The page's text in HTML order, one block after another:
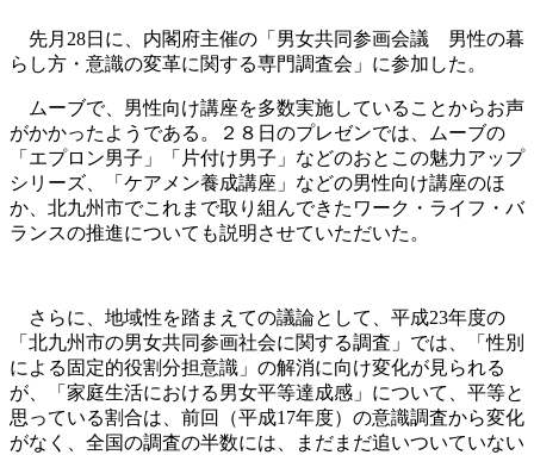
先月28日に、内閣府主催の「男女共同参画会議 男性の暮
らし方・意識の変革に関する専門調査会」に参加した。
ムーブで、男性向け講座を多数実施していることからお声
がかかったようである。２８日のプレゼンでは、ムーブの
「エプロン男子」「片付け男子」などのおとこの魅力アップ
シリーズ、「ケアメン養成講座」などの男性向け講座のほ
か、北九州市でこれまで取り組んできたワーク・ライフ・バ
ランスの推進についても説明させていただいた。
さらに、地域性を踏まえての議論として、平成23年度の
「北九州市の男女共同参画社会に関する調査」では、「性別
による固定的役割分担意識」の解消に向け変化が見られる
が、「家庭生活における男女平等達成感」について、平等と
思っている割合は、前回（平成17年度）の意識調査から変化
がなく、全国の調査の半数には、まだまだ追いついていない